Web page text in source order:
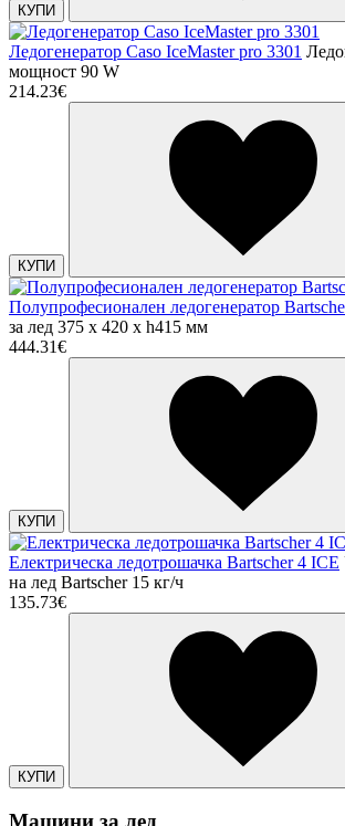
КУПИ
Ледогенератор Caso IceMaster pro 3301
мощност 90 W
214.23€
КУПИ
Полупрофесионален ледогенератор
за лед 375 х 420 х h415 мм
444.31€
КУПИ
Електрическа ледотрошачка Bartscher 4 ICE
на лед Bartscher 15 кг/ч
135.73€
КУПИ
Машини за лед